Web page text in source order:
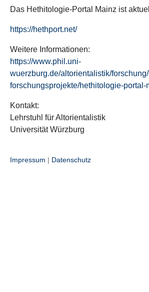
Das Hethitologie-Portal Mainz ist
https://hethport.net/
Weitere Informationen:
https://www.phil.uni-
wuerzburg.de/altorientalistik/
forschungsprojekte/hethitologie-portal-
Kontakt:
Lehrstuhl für Altorientalistik
Universität Würzburg
Impressum | Datenschutz